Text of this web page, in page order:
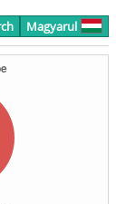
Magyarul